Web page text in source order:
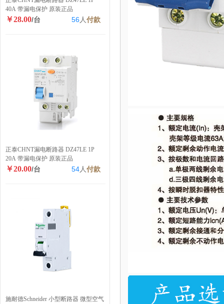
40A 带漏电保护 原装正品
￥28.00/台 56人付款
正泰CHNT漏电断路器 DZ47LE 1P
20A 带漏电保护 原装正品
￥20.00/台 54人付款
施耐德Schneider 小型断路器 微型空气